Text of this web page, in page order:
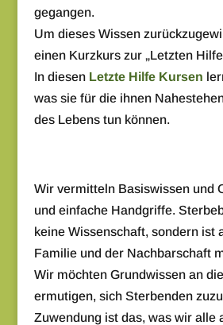
gegangen.
Um dieses Wissen
einen Kurzkurs zur „Letzten
In diesen Letzte Hilfe Kursen
was sie für die ihnen
des Lebens tun können.
Wir vermitteln Basiswissen und
und einfache Handgriffe.
keine Wissenschaft, sondern ist
Familie und der Nachbarschaft
Wir möchten Grundwissen an
ermutigen, sich Sterbenden
Zuwendung ist das, was wir alle